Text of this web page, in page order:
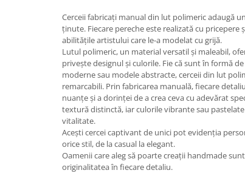
Cerceii fabricați manual din lut polimeric adaugă
ținute. Fiecare pereche este realizată cu
abilitățile artistului care le-a modelat cu grijă.
Lutul polimeric, un material versatil și maleabil,
privește designul și culorile. Fie că sunt în formă
moderne sau modele abstracte, cerceii din lut
remarcabili. Prin fabricarea manuală, fiecare
nuanțe și a dorinței de a crea ceva cu adevărat
textură distinctă, iar culorile vibrante sau
vitalitate.
Acești cercei captivant de unici pot evidenția
orice stil, de la casual la elegant.
Oamenii care aleg să poarte creații handmade
originalitatea în fiecare detaliu.